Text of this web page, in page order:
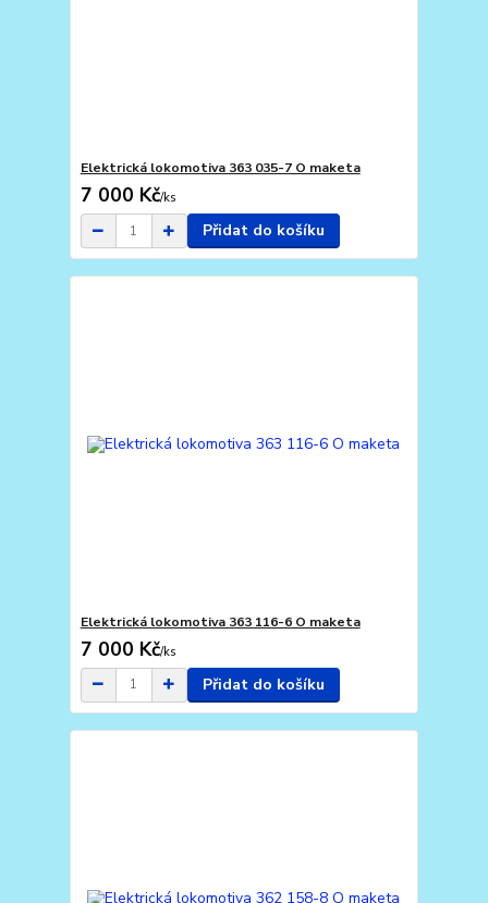
Elektrická lokomotiva 363 035-7 O maketa
7 000 Kč/ks
Přidat do košíku
Elektrická lokomotiva 363 116-6 O maketa
7 000 Kč/ks
Přidat do košíku